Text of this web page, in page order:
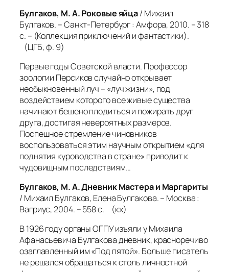
Булгаков, М. А. Роковые яйца/ Михаил
Булгаков. – Санкт-Петербург : Амфора, 2010. – 318
с. – (Коллекция приключений и фантастики).
(ЦГБ, ф. 9)
Первые годы Советской власти. Профессор
зоологии Персиков случайно открывает
необыкновенный луч – «луч жизни», под
воздействием которого все живые существа
начинают бешено плодиться и пожирать друг
друга, достигая невероятных размеров.
Поспешное стремление чиновников
воспользоваться этим научным открытием «для
поднятия куроводства в стране» приводит к
чудовищным последствиям…
Булгаков, М. А. Дневник Мастера и Маргариты
/ Михаил Булгаков, Елена Булгакова. – Москва :
Вагриус, 2004. – 558 с. (кх)
В 1926 году органы ОГПУ изъяли у Михаила
Афанасьевича Булгакова дневник, красноречиво
озаглавленный им «Под пятой». Больше писатель
не решался обращаться к столь личностной